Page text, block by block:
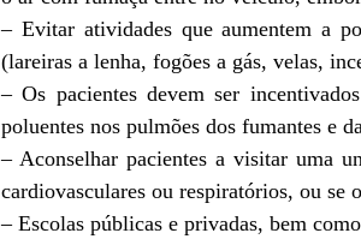
– Evitar atividades que aumentem a
(lareiras a lenha, fogões a gás, velas,
– Os pacientes devem ser
poluentes nos pulmões dos fumantes e
– Aconselhar pacientes a visitar uma
cardiovasculares ou respiratórios, ou se
– Escolas públicas e privadas, bem